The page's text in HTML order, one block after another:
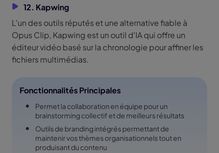
12. Kapwing
L'un des outils réputés et une alternative fiable à
Opus Clip, Kapwing est un outil d'IA qui offre un
éditeur vidéo basé sur la chronologie pour affiner les
fichiers multimédias.
Fonctionnalités Principales
Permet la collaboration en équipe pour un
brainstorming collectif et de meilleurs résultats
Outils de branding intégrés permettant de
maintenir vos thèmes organisationnels tout en
produisant du contenu